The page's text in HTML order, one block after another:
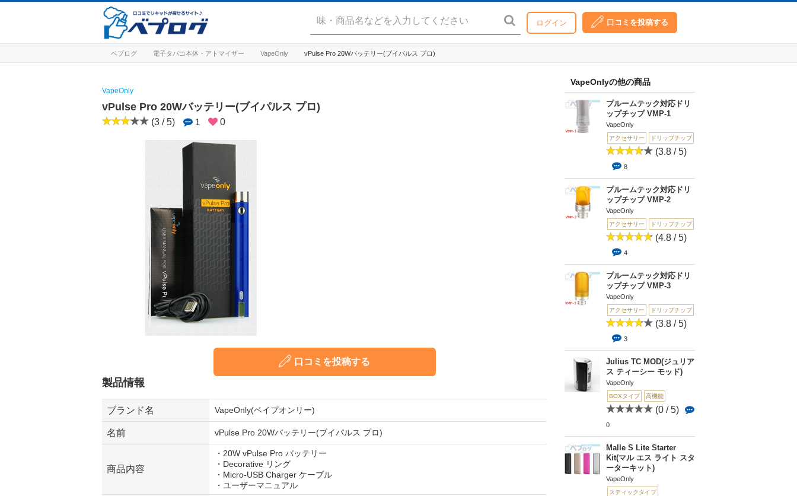
ログイン 口コミを投稿する
ベプログ 電子タバコ本体・アトマイザー VapeOnly vPulse Pro 20Wバッテリー(ブイパルス プロ)
VapeOnlyの他の商品
プルームテック対応ドリ
ップチップ VMP-1
VapeOnly
アクセサリー ドリップチップ
(3.8 / 5)
8
プルームテック対応ドリ
ップチップ VMP-2
VapeOnly
アクセサリー ドリップチップ
(4.8 / 5)
4
プルームテック対応ドリ
ップチップ VMP-3
VapeOnly
アクセサリー ドリップチップ
(3.8 / 5)
3
Julius TC MOD(ジュリア
ス ティーシー モッド)
VapeOnly
BOXタイプ 高機能
(0 / 5)
0
Malle S Lite Starter
Kit(マル エス ライト スタ
ーターキット)
VapeOnly
スティックタイプ
VapeOnly
vPulse Pro 20Wバッテリー(ブイパルス プロ)
(3 / 5) 1 0
口コミを投稿する
製品情報
ブランド名 VapeOnly(ベイプオンリー)
名前 vPulse Pro 20Wバッテリー(ブイパルス プロ)
商品内容
・20W vPulse Pro バッテリー
・Decorative リング
・Micro-USB Charger ケーブル
・ユーザーマニュアル